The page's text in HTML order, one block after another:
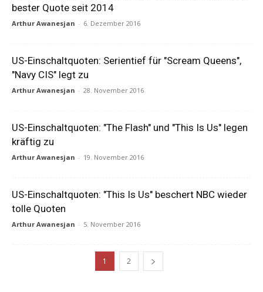
bester Quote seit 2014
Arthur Awanesjan - 6. Dezember 2016
US-Einschaltquoten: Serientief für "Scream Queens",
"Navy CIS" legt zu
Arthur Awanesjan - 28. November 2016
US-Einschaltquoten: "The Flash" und "This Is Us" legen
kräftig zu
Arthur Awanesjan - 19. November 2016
US-Einschaltquoten: "This Is Us" beschert NBC wieder
tolle Quoten
Arthur Awanesjan - 5. November 2016
1 2